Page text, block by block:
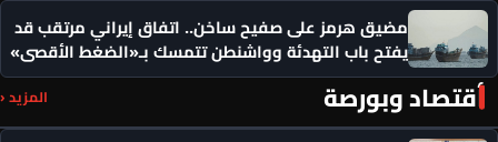
مضيق هرمز على صفيح ساخن.. اتفاق إيراني مرتقب قد
يفتح باب التهدئة وواشنطن تتمسك بـ«الضغط الأقصى»
أقتصاد وبورصة المزيد ‹